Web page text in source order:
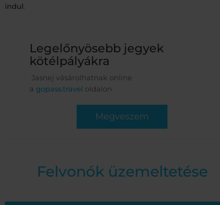
indul.
Legelőnyösebb jegyek
kötélpályákra
Jasnej vásárolhatnak online
a gopass.travel oldalon
Megveszem
Felvonók üzemeltetése